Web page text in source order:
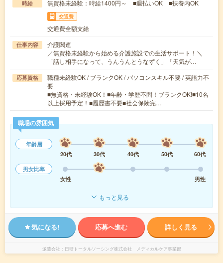
時給 無資格未経験：時給1400円～ ■週払いOK ■扶養内OK
交通費
交通費全額支給
仕事内容
介護関連
／無資格未経験から始める介護施設での生活サポート！＼
「話し相手になって、うんうんとうなずく」「天気が…
応募資格
職種未経験OK / ブランクOK / パソコンスキル不要 / 英語力不
要
■無資格・未経験OK！■年齢・学歴不問！ブランクOK!■10名
以上採用予定！■履歴書不要■社会保険完…
職場の雰囲気
年齢層
20代
30代 40代 50代
60代
男女比率
女性
男性
もっと見る
気になる! 応募へ進む 詳しく見る
派遣会社 日研トータルソーシング株式会社 メディカルケア事業部